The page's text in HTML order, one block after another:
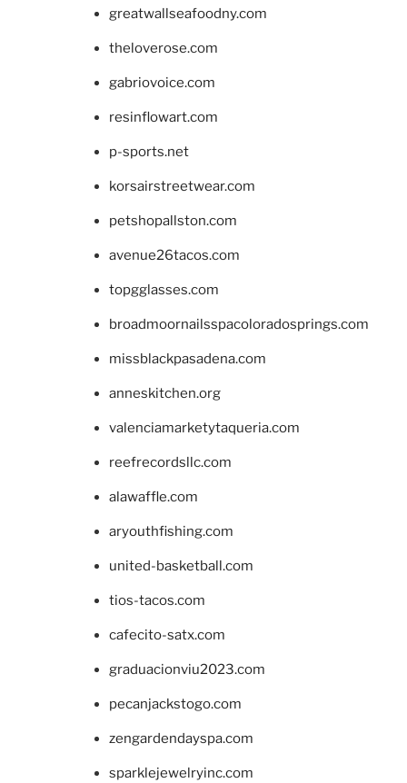
greatwallseafoodny.com
theloverose.com
gabriovoice.com
resinflowart.com
p-sports.net
korsairstreetwear.com
petshopallston.com
avenue26tacos.com
topgglasses.com
broadmoornailsspacoloradosprings.com
missblackpasadena.com
anneskitchen.org
valenciamarketytaqueria.com
reefrecordsllc.com
alawaffle.com
aryouthfishing.com
united-basketball.com
tios-tacos.com
cafecito-satx.com
graduacionviu2023.com
pecanjackstogo.com
zengardendayspa.com
sparklejewelryinc.com